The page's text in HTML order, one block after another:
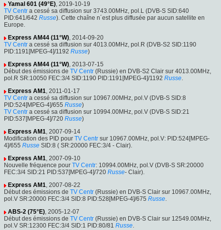
Yamal 601 (49°E), 2019-10-19
TV Centr a cessé sa diffusion sur 3743.00MHz, pol.L (DVB-S SID:640
PID:641/642 Russe). Cette chaîne n´est plus diffusée par aucun satellite en
Europe.
Express AM44 (11°W), 2014-09-20
TV Centr a cessé sa diffusion sur 4013.00MHz, pol.R (DVB-S2 SID:1190
PID:1191[MPEG-4]/1192 Russe)
Express AM44 (11°W), 2013-07-15
Début des émissions de TV Centr (Russie) en DVB-S2 Clair sur 4013.00MHz,
pol.R SR:10050 FEC:3/4 SID:1190 PID:1191[MPEG-4]/1192 Russe.
Express AM1, 2011-01-17
TV Centr a cessé sa diffusion sur 10967.00MHz, pol.V (DVB-S SID:8
PID:524[MPEG-4]/655 Russe)
TV Centr a cessé sa diffusion sur 10994.00MHz, pol.V (DVB-S SID:21
PID:537[MPEG-4]/720 Russe)
Express AM1, 2007-09-14
Modification des PID pour TV Centr sur 10967.00MHz, pol.V: PID:524[MPEG-
4]/655 Russe SID:8 ( SR:20000 FEC:3/4 - Clair).
Express AM1, 2007-09-10
Nouvelle fréquence pour TV Centr: 10994.00MHz, pol.V (DVB-S SR:20000
FEC:3/4 SID:21 PID:537[MPEG-4]/720 Russe- Clair).
Express AM1, 2007-08-22
Début des émissions de TV Centr (Russie) en DVB-S Clair sur 10967.00MHz,
pol.V SR:20000 FEC:3/4 SID:8 PID:528[MPEG-4]/675 Russe.
ABS-2 (75°E), 2005-12-07
Début des émissions de TV Centr (Russie) en DVB-S Clair sur 12549.00MHz,
pol.V SR:12300 FEC:3/4 SID:1 PID:80/81 Russe.